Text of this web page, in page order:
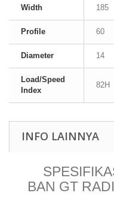
Width 185
Profile 60
Diameter 14
Load/Speed
Index
82H
INFO LAINNYA
BAN GT